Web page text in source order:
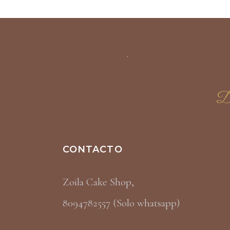
CONTACTO
Zoila Cake Shop,
8094782557 (Solo whatsapp)